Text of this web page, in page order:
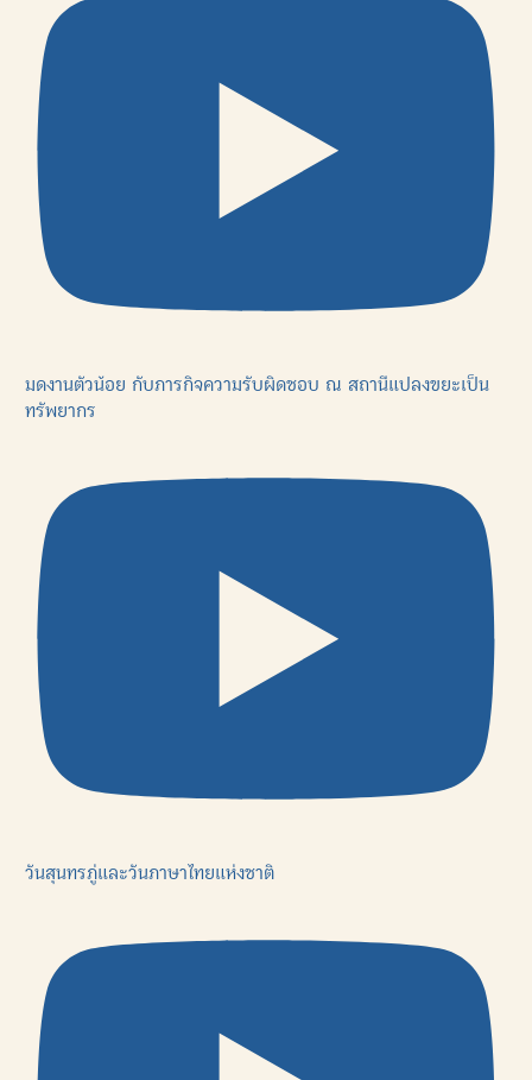
มดงานตัวน้อย กับภารกิจความรับผิดชอบ ณ สถานีแปลงขยะเป็น
ทรัพยากร
วันสุนทรภู่และวันภาษาไทยแห่งชาติ